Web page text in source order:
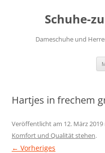
Schuhe-
Dameschuhe und
Hartjes in frechem
Veröffentlicht am 12. März 2019
Komfort und Qualität stehen.
← Vorheriges